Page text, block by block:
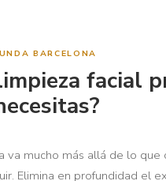
BARCELONA
facial
va mucho más allá de lo que
Elimina en profundidad el